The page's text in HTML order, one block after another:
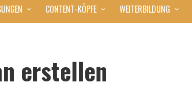
CONTENT-KÖPFE WEITERBILDUNG
erstellen